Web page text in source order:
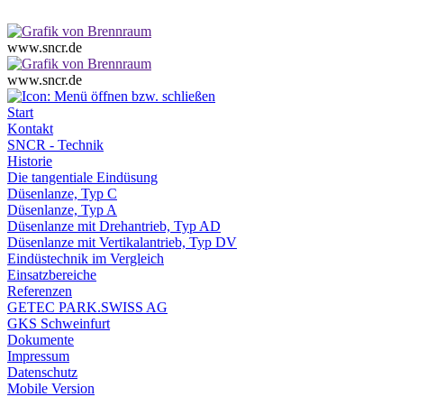
www.sncr.de
www.sncr.de
Start
Kontakt
SNCR - Technik
Historie
Die tangentiale Eindüsung
Düsenlanze, Typ C
Düsenlanze, Typ A
Düsenlanze mit Drehantrieb, Typ AD
Düsenlanze mit Vertikalantrieb, Typ DV
Eindüstechnik im Vergleich
Einsatzbereiche
Referenzen
GETEC PARK.SWISS AG
GKS Schweinfurt
Dokumente
Impressum
Datenschutz
Mobile Version